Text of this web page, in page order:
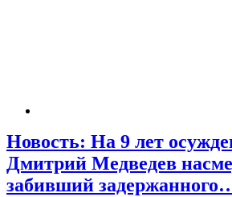
Новость: На 9 лет
Дмитрий Медведев
забивший